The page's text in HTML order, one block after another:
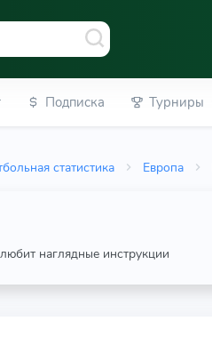
Подписка Турниры
статистика Европа
наглядные инструкции